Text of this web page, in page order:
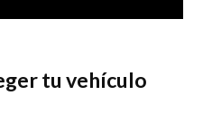
tu vehículo